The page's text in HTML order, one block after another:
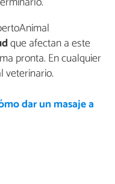
que afectan a este
pronta. En cualquier
veterinario.
dar un masaje a